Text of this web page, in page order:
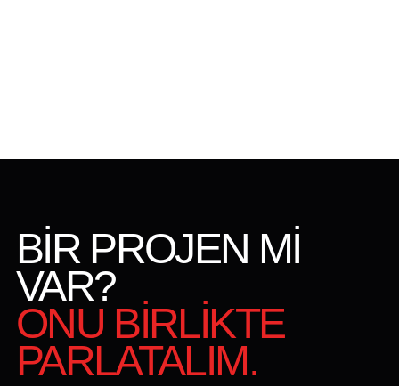
BİR PROJEN Mİ
VAR?
ONU BİRLİKTE
PARLATALIM.